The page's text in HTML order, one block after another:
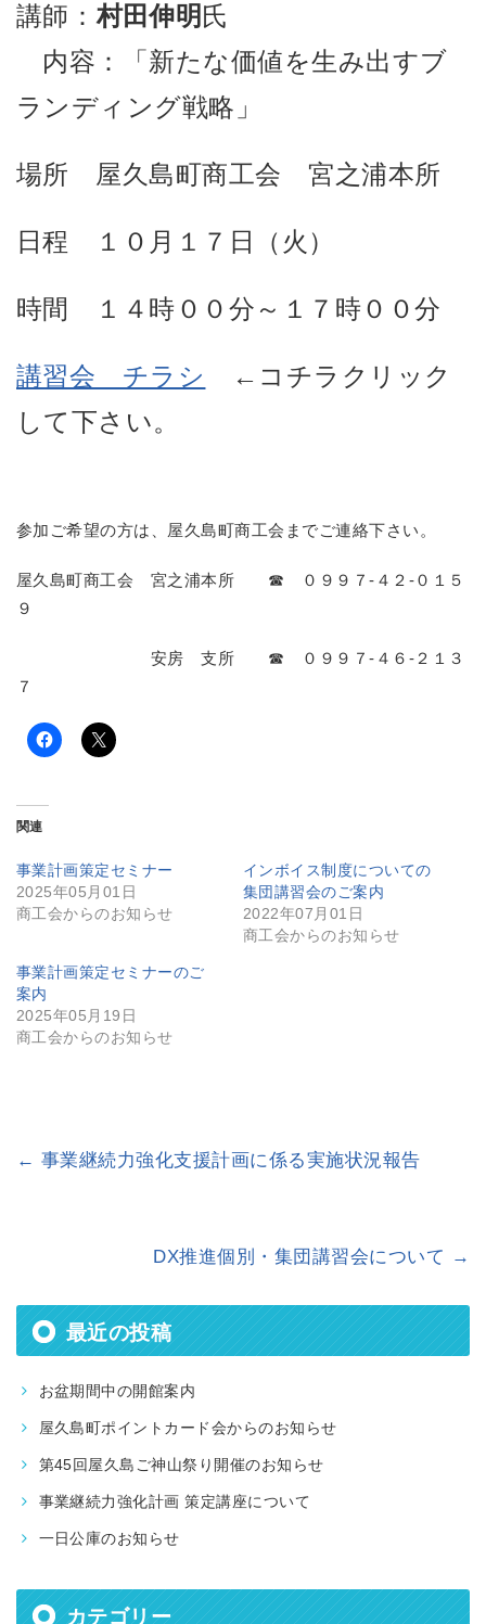
講師：村田伸明 氏
内容：「新たな価値を生み出すブ
ランディング戦略」
場所 屋久島町商工会 宮之浦本所
日程 １０月１７日（火）
時間 １４時００分～１７時００分
講習会 チラシ
←コチラクリック
して下さい。
参加ご希望の方は、屋久島町商工会までご連絡下さい。
屋久島町商工会 宮之浦本所 ☎ ０９９７-４２-０１５
９
安房 支所 ☎ ０９９７-４６-２１３
７
関連
事業計画策定セミナー
2025年05月01日
商工会からのお知らせ
インボイス制度についての
集団講習会のご案内
2022年07月01日
商工会からのお知らせ
事業計画策定セミナーのご
案内
2025年05月19日
商工会からのお知らせ
← 事業継続力強化支援計画に係る実施状況報告
DX推進個別・集団講習会について →
最近の投稿
お盆期間中の開館案内
屋久島町ポイントカード会からのお知らせ
第45回屋久島ご神山祭り開催のお知らせ
事業継続力強化計画 策定講座について
一日公庫のお知らせ
カテゴリー